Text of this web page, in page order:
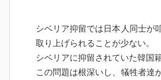
お姿からは，謝罪や賠償への拘
きっと，自分の辛い青春を胸の
れたのだと思います。
シベリア抑留では日本人同士が
取り上げられることが少ない。
シベリアに抑留されていた韓国
この問題は根深いし、犠牲者達